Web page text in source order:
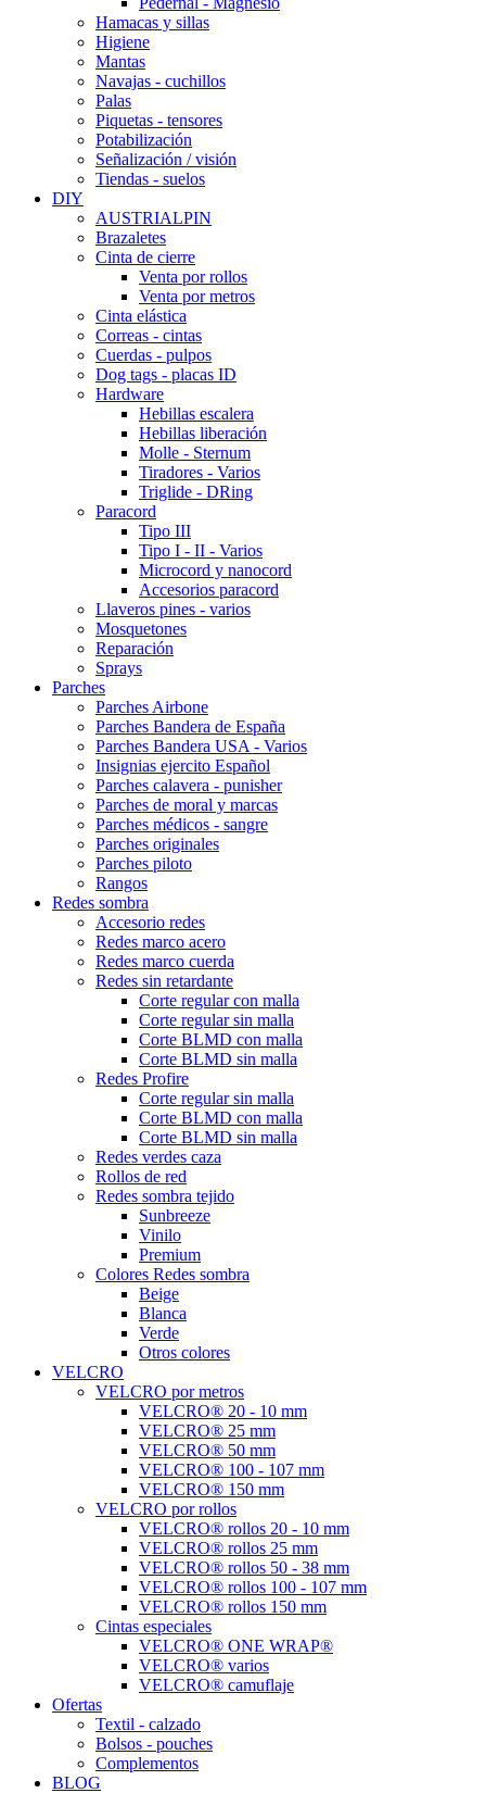
Hamacas y sillas
Higiene
Mantas
Navajas - cuchillos
Palas
Piquetas - tensores
Potabilización
Señalización / visión
Tiendas - suelos
DIY
AUSTRIALPIN
Brazaletes
Cinta de cierre
Venta por rollos
Venta por metros
Cinta elástica
Correas - cintas
Cuerdas - pulpos
Dog tags - placas ID
Hardware
Hebillas escalera
Hebillas liberación
Molle - Sternum
Tiradores - Varios
Triglide - DRing
Paracord
Tipo III
Tipo I - II - Varios
Microcord y nanocord
Accesorios paracord
Llaveros pines - varios
Mosquetones
Reparación
Sprays
Parches
Parches Airbone
Parches Bandera de España
Parches Bandera USA - Varios
Insignias ejercito Español
Parches calavera - punisher
Parches de moral y marcas
Parches médicos - sangre
Parches originales
Parches piloto
Rangos
Redes sombra
Accesorio redes
Redes marco acero
Redes marco cuerda
Redes sin retardante
Corte regular con malla
Corte regular sin malla
Corte BLMD con malla
Corte BLMD sin malla
Redes Profire
Corte regular sin malla
Corte BLMD con malla
Corte BLMD sin malla
Redes verdes caza
Rollos de red
Redes sombra tejido
Sunbreeze
Vinilo
Premium
Colores Redes sombra
Beige
Blanca
Verde
Otros colores
VELCRO
VELCRO por metros
VELCRO® 20 - 10 mm
VELCRO® 25 mm
VELCRO® 50 mm
VELCRO® 100 - 107 mm
VELCRO® 150 mm
VELCRO por rollos
VELCRO® rollos 20 - 10 mm
VELCRO® rollos 25 mm
VELCRO® rollos 50 - 38 mm
VELCRO® rollos 100 - 107 mm
VELCRO® rollos 150 mm
Cintas especiales
VELCRO® ONE WRAP®
VELCRO® varios
VELCRO® camuflaje
Ofertas
Textil - calzado
Bolsos - pouches
Complementos
BLOG